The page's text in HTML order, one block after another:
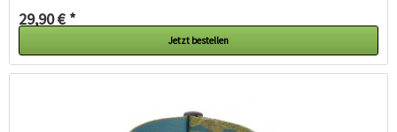
29,90 € *
Jetzt bestellen